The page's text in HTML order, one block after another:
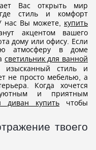
Вас открыть мир
стиль и комфорт
нас Вы можете, купить
акцентом вашего
дому или офису. Если
атмосферу в доме
светильник для ванной
изысканный стиль и
не просто мебелью, а
Когда хочется
уютным и приятным
диван купить чтобы
твоего